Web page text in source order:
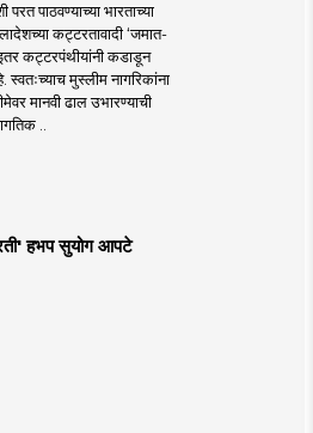
परत पाठवण्याच्या भारताच्या
कट्टरतावादी ‘जमात-
कट्टरपंथीयांनी कडाडून
स्वतःच्याच मुस्लीम नागरिकांना
मानवी ढाल उभारण्याची
..
हभप सुयोग आपटे